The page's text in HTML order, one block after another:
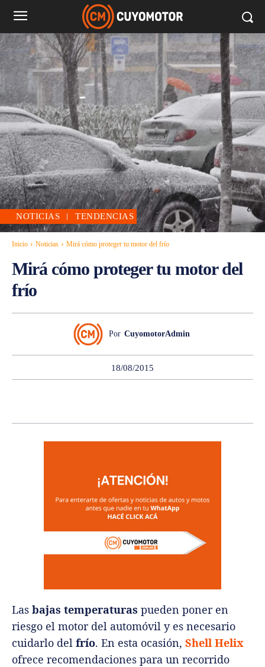
NOTICIAS TENDENCIAS
Inicio Noticias Mirá cómo proteger tu motor del frío
Mirá cómo proteger tu motor del
frío
Por CuyomotorAdmin
18/08/2015
Las bajas temperaturas pueden poner en
riesgo el motor del automóvil y es necesario
cuidarlo del frío. En esta ocasión, Shell Helix
ofrece recomendaciones para un recorrido